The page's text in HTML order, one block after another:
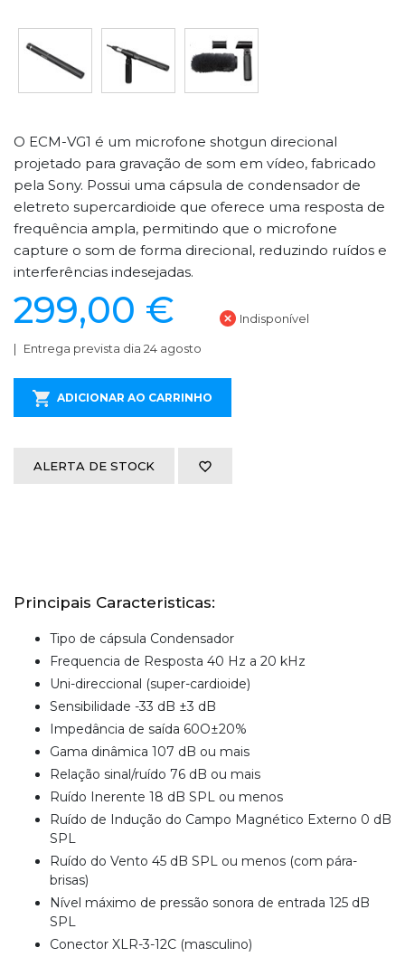
O ECM-VG1 é um microfone shotgun direcional
projetado para gravação de som em vídeo, fabricado
pela Sony. Possui uma cápsula de condensador de
eletreto supercardioide que oferece uma resposta de
frequência ampla, permitindo que o microfone
capture o som de forma direcional, reduzindo ruídos e
interferências indesejadas.
299,00 € Indisponível
Entrega prevista dia 24 agosto
ADICIONAR AO CARRINHO
ALERTA DE STOCK
Principais Caracteristicas:
Tipo de cápsula Condensador
Frequencia de Resposta 40 Hz a 20 kHz
Uni-direccional (super-cardioide)
Sensibilidade -33 dB ±3 dB
Impedância de saída 60O±20%
Gama dinâmica 107 dB ou mais
Relação sinal/ruído 76 dB ou mais
Ruído Inerente 18 dB SPL ou menos
Ruído de Indução do Campo Magnético Externo 0 dB
SPL
Ruído do Vento 45 dB SPL ou menos (com pára-
brisas)
Nível máximo de pressão sonora de entrada 125 dB
SPL
Conector XLR-3-12C (masculino)